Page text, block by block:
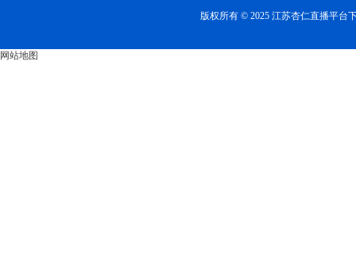
版权所有 © 2025 江苏杏仁直播平台
网站地图